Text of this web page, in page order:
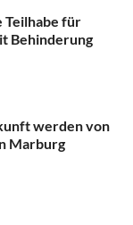
Teilhabe für
Behinderung
werden von
Marburg